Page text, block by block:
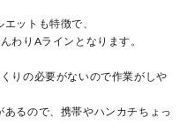
ットも特徴で、
わりAラインとなります。
りの必要がないので作業がしや
るので、携帯やハンカチちょっ